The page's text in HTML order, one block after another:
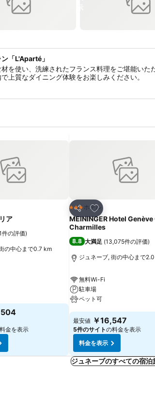
「L'Aparté」
を使い、洗練されたフランス料理をご堪能いた
上質なダイニング体験をお楽しみください。
りに追加
ア
件の評価)
の中心まで0.7 km
金を表示
シェア
お気に入りに追加
3 ホテルのランク
ホテル
MEININGER Hotel
Charmilles
8.8 大満足 (13,075件の評価)
ジュネーブ, 街の中心まで
無料Wi-Fi
駐車場
ペット可
料金を表示
最安値 ￥16,547
5件のサイトの料金を表示
料金を表示
ジュネーブのすべての宿泊